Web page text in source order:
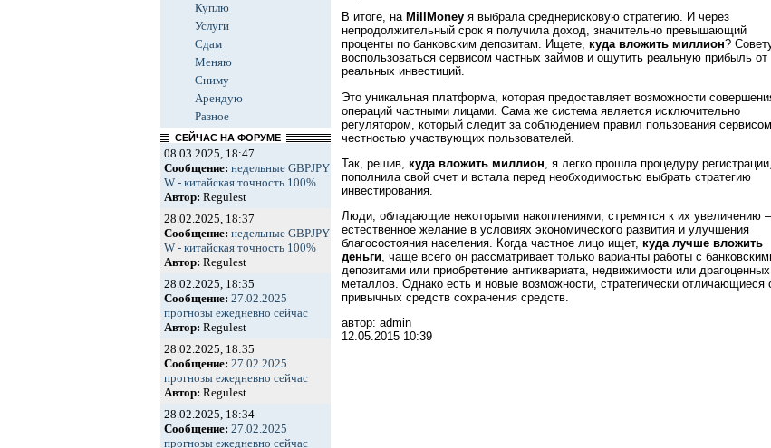
Куплю
Услуги
Сдам
Меняю
Сниму
Арендую
Разное
СЕЙЧАС НА ФОРУМЕ
08.03.2025, 18:47
Сообщение: недельные GBPJPY
W - китайская точность 100%
Автор: Regulest
28.02.2025, 18:37
Сообщение: недельные GBPJPY
W - китайская точность 100%
Автор: Regulest
28.02.2025, 18:35
Сообщение: 27.02.2025
прогнозы ежедневно сейчас
Автор: Regulest
28.02.2025, 18:35
Сообщение: 27.02.2025
прогнозы ежедневно сейчас
Автор: Regulest
28.02.2025, 18:34
Сообщение: 27.02.2025
прогнозы ежедневно сейчас
В итоге, на MillMoney я выбрала среднерисковую стратегию. И через
непродолжительный срок я получила доход, значительно превышающий
проценты по банковским депозитам. Ищете, куда вложить миллион?
воспользоваться сервисом частных займов и ощутить реальную прибыль от
реальных инвестиций.
Это уникальная платформа, которая предоставляет возможности
операций частными лицами. Сама же система является исключительно
регулятором, который следит за соблюдением правил пользования
честностью участвующих пользователей.
Так, решив, куда вложить миллион , я легко прошла процедуру регистрации,
пополнила свой счет и встала перед необходимостью выбрать стратегию
инвестирования.
Люди, обладающие некоторыми накоплениями, стремятся к их увеличению
естественное желание в условиях экономического развития и улучшения
благосостояния населения. Когда частное лицо ищет, куда лучше вложить
деньги, чаще всего он рассматривает только варианты работы с
депозитами или приобретение антиквариата, недвижимости или драгоценных
металлов. Однако есть и новые возможности, стратегически отличающиеся
привычных средств сохранения средств.
автор: admin
12.05.2015 10:39